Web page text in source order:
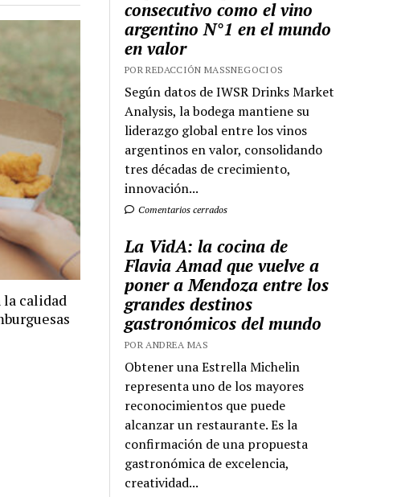
la calidad
consecutivo como el vino
argentino N°1 en el mundo
en valor
POR REDACCIÓN MASSNEGOCIOS
Según datos de IWSR Drinks Market
Analysis, la bodega mantiene su
liderazgo global entre los vinos
argentinos en valor, consolidando
tres décadas de crecimiento,
innovación...
Comentarios cerrados
La VidA: la cocina de
Flavia Amad que vuelve a
poner a Mendoza entre los
grandes destinos
gastronómicos del mundo
POR ANDREA MAS
Obtener una Estrella Michelin
representa uno de los mayores
reconocimientos que puede
alcanzar un restaurante. Es la
confirmación de una propuesta
gastronómica de excelencia,
creatividad...